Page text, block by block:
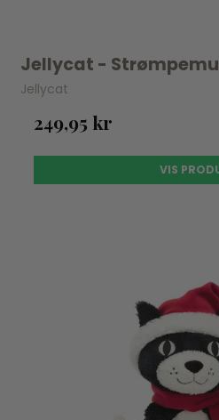
Jellycat -
Jellycat
249,95 kr
VIS